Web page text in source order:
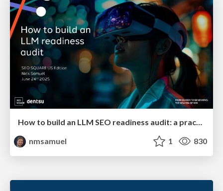
How to build an LLM SEO readiness audit: a practical framework
nmsamuel
1 830